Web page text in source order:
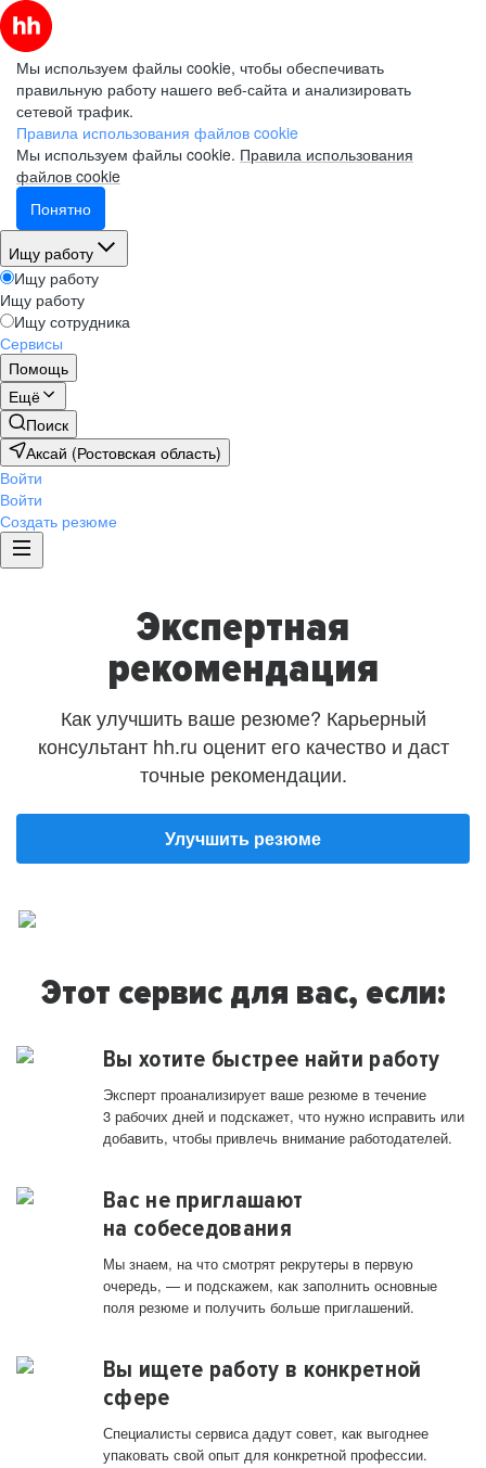
Мы используем файлы cookie, чтобы обеспечивать
правильную работу нашего веб-сайта и анализировать
сетевой трафик.
Правила использования файлов cookie
Мы используем файлы cookie. Правила использования
файлов cookie
Понятно
Ищу работу
Ищу работу
Ищу работу
Ищу сотрудника
Сервисы
Помощь
Ещё
Поиск
Аксай (Ростовская область)
Войти
Войти
Создать резюме
Экспертная
рекомендация
Как улучшить ваше резюме? Карьерный
консультант hh.ru оценит его качество и даст
точные рекомендации.
Улучшить резюме
Этот сервис для вас, если:
Вы хотите быстрее найти работу
Эксперт проанализирует ваше резюме в течение
3 рабочих дней и подскажет, что нужно исправить или
добавить, чтобы привлечь внимание работодателей.
Вас не приглашают
на собеседования
Мы знаем, на что смотрят рекрутеры в первую
очередь, — и подскажем, как заполнить основные
поля резюме и получить больше приглашений.
Вы ищете работу в конкретной
сфере
Специалисты сервиса дадут совет, как выгоднее
упаковать свой опыт для конкретной профессии.